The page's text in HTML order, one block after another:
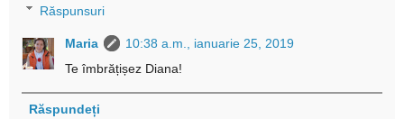
Răspunsuri
Maria
10:38 a.m., ianuarie 25, 2019
Te îmbrățișez Diana!
Răspundeți